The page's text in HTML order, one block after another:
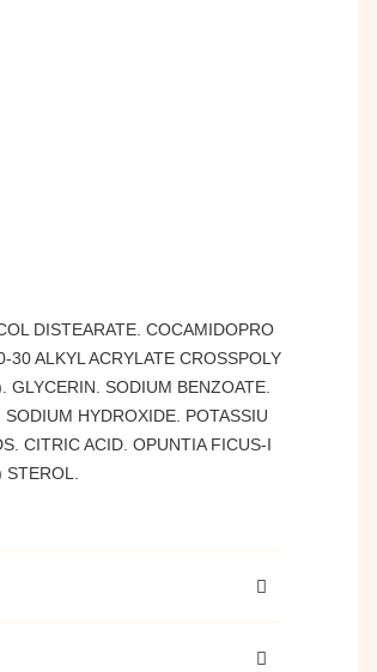
DISTEARATE. COCAMIDOPRO
30 ALKYL ACRYLATE CROSSPOLY
SODIUM BENZOATE.
HYDROXIDE. POTASSIU
CITRIC ACID. OPUNTIA FICUS-I